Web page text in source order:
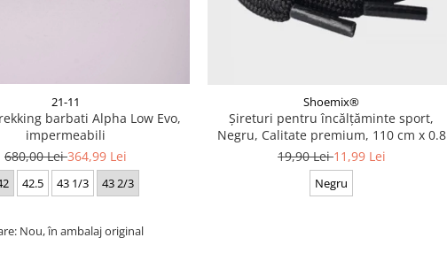
21-11
barbati Alpha Low Evo,
impermeabili
680,00 Lei364,99 Lei
42.5 43 1/3 43 2/3
Nou, în ambalaj original
Shoemix®
Șireturi pentru încălțăminte sport,
Negru, Calitate premium, 110 cm x 0.8
cm
19,90 Lei11,99 Lei
Negru